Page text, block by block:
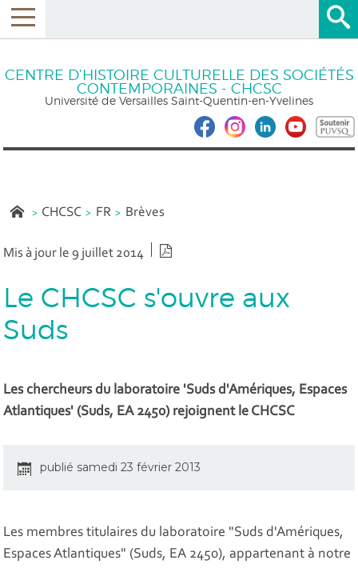
CENTRE D’HISTOIRE CULTURELLE DES SOCIÉTÉS
CONTEMPORAINES - CHCSC
Université de Versailles Saint-Quentin-en-Yvelines
CHCSC FR Brèves
Mis à jour le 9 juillet 2014
Le CHCSC s'ouvre aux
Suds
Les chercheurs du laboratoire 'Suds d'Amériques, Espaces
Atlantiques' (Suds, EA 2450) rejoignent le CHCSC
publié samedi 23 février 2013
Les membres titulaires du laboratoire "Suds d'Amériques,
Espaces Atlantiques" (Suds, EA 2450), appartenant à notre